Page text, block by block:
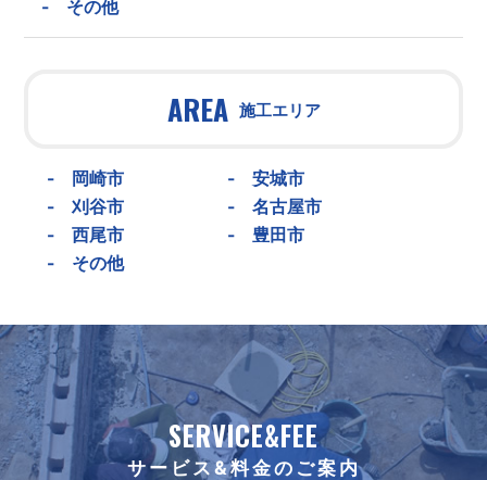
- その他
AREA 施工エリア
- 岡崎市 -安城市
- 刈谷市 -名古屋市
- 西尾市 -豊田市
- その他
SERVICE&FEE
サービス&料金のご案内